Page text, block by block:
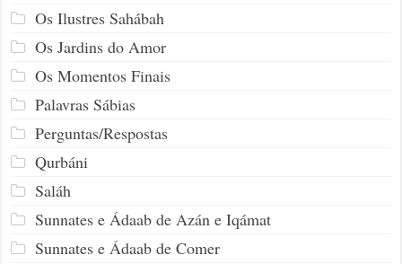
Os Ilustres Sahábah
Os Jardins do Amor
Os Momentos Finais
Palavras Sábias
Perguntas/Respostas
Qurbáni
Saláh
Sunnates e Ádaab de Azán e Iqámat
Sunnates e Ádaab de Comer